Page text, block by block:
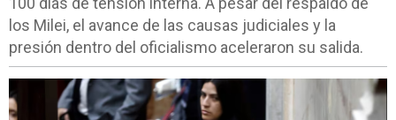
los Milei, el avance de las causas judiciales y la
presión dentro del oficialismo aceleraron su salida.